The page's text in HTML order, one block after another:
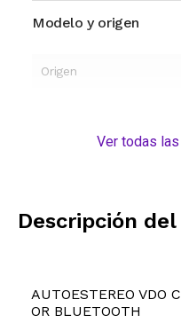
Modelo y origen
Origen
Ver todas
Descripción
AUTOESTEREO VDO
OR BLUETOOTH